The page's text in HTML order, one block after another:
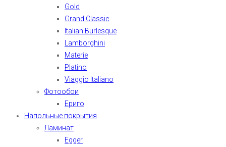
Gold
Grand Classic
Italian Burlesque
Lamborghini
Materie
Platino
Viaggio Italiano
Фотообои
Ериго
Напольные покрытия
Ламинат
Egger